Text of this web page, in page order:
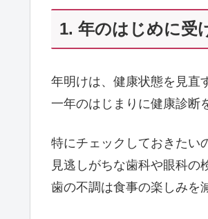
1. 年のはじめに受
年明けは、健康状態を見直
一年のはじまりに健康診断
特にチェックしておきたい
見逃しがちな歯科や眼科の
歯の不調は食事の楽しみを